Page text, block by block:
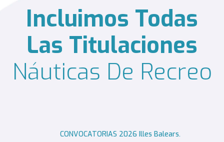
Incluimos Todas
Las Titulaciones
Náuticas De Recreo
CONVOCATORIAS 2026 Illes Balears.